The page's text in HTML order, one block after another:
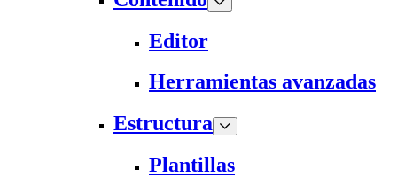
Editor
Herramientas avanzadas
Estructura
Plantillas